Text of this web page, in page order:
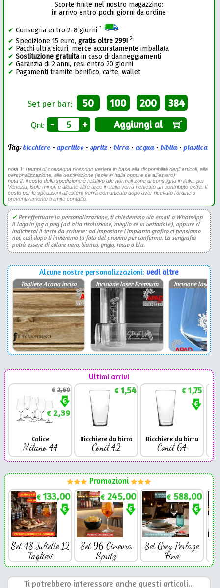
Scorte finite nel nostro magazzino:
in arrivo entro pochi giorni da ordine
✔ Consegna entro 2-8 giorni 1
✔ Spedizione 15 euro,gratis oltre 299! 2
✔ Pacchi ultra sicuri, merce accuratamente imballata
✔ Sostituzione gratuitain caso di danneggiamenti
✔ Garanzia di 2 anni, resi entro 20 giorni
✔ Pagamenti tramite bonifico, carte, wallet
Set per bar: 50 100 200 384
Qnt: - + Aggiungi al
Tag:bicchiere •aperitivo•spritz •birra•acqua•bibita•plastica
nota 1: i tempi di consegna possono variare in base alla disponibilità degli articoli, alla
personalizzazione, alla destinazione (isole in Italia oppure se all'estero)
nota 2: il costo della spedizione è relativo alle normali zone di consegna in italia: per
Venezia, isole minori e alcune altre aree in Italia verrà richiesto un contributo extra. Il
costo per le spedizioni all'estero verrà comunicato dopo aver ricevuto l'ordine o
preventivamente tramite contatto.
✓Per effettuare la personalizzazione, ti chiederemo via email o WhatsApp
il logo in jpg o png (ad alta risoluzione, meglio se in vettoriale), oppure ci
indicherai il testo da scrivere: ad impostare l'impianto grafico ci pensiamo
noi, così dopo ti invieremo la foto del provino per conferma. La serigrafia
potrà essere di colore nero, bianco, grigio, rosso o blu.
Alcune nostre personalizzazioni: vedi altre
Tagliere Acacia inciso Incisione laser Premium Incisione laser
Ultimi arrivi
€2,69
€2,39
Calice
Milano 44
€1,54
Bicchiere da birra
Conil 42
€1,75
Bicchiere da birra
Conil 64
Promozioni
€ 133,00
Set 48 Juliette 12
Taglieri
€ 245,00
Set 96 Ginevra
Spritz
€ 588,00
Set Grey Perlage
Fino
Ti potrebbero interessare anche questi articoli...